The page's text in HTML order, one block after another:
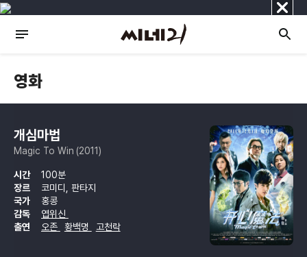
닫
기
영화
개심마법
Magic To Win (2011)
시간
100분
장르
코미디, 판타지
국가
홍콩
감독
엽위신
출연
오존 황백명 고천락